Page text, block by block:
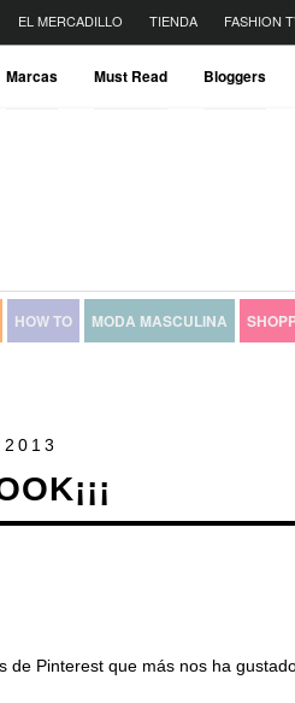
EL MERCADILLO TIENDA FASHION
Marcas Must Read Bloggers
HOW TO MODA MASCULINA
de Pinterest que más nos ha